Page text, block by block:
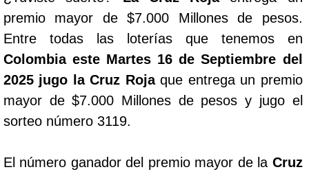
premio mayor de $7.000 Millones de pesos.
Entre todas las loterías que tenemos en
Colombia este Martes 16 de Septiembre del
2025 jugo la Cruz Rojaque entrega un premio
mayor de $7.000 Millones de pesos y jugo el
sorteo número 3119.
El número ganador del premio mayor de la Cruz